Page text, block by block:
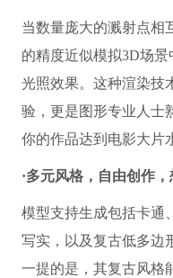
当数量庞大的溅射点相
的精度近似模拟3D场
光照效果。这种渲染技
验，更是图形专业人士
你的作品达到电影大片
·多元风格，自由创作
模型支持生成包括卡通
写实，以及复古低多边
一提的是，其复古风格